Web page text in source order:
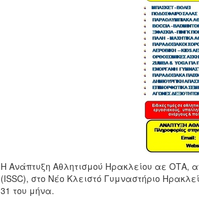
Η Ανάπτυξη Αθλητισμού Ηρακλείου αε ΟΤΑ,
(ISSC), στο Νέο Κλειστό Γυμναστήριο
31 του μήνα.